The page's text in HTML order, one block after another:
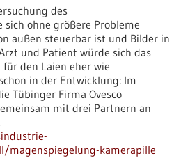
des
ohne größere Probleme
außen steuerbar ist und Bilder in
und Patient würde sich das
für den Laien eher wie
in der Entwicklung: Im
Tübinger Firma Ovesco
mit drei Partnern an
magenspiegelung-kamerapille